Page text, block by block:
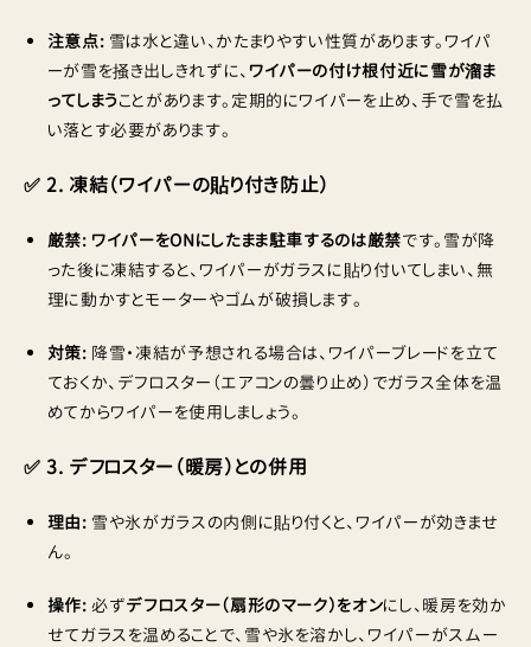
注意点: 雪は水と違い、かたまりやすい性質があります。ワイパ
ーが雪を掻き出しきれずに、 ワイパーの付け根付近に雪が溜ま
ってしまうことがあります。定期的にワイパーを止め、手で雪を払
い落とす必要があります。
✅ 2. 凍結（ワイパーの貼り付き防止）
厳禁: ワイパーをONにしたまま駐車するのは厳禁です。雪が降
った後に凍結すると、ワイパーがガラスに貼り付いてしまい、無
理に動かすとモーターやゴムが破損します。
対策: 降雪・凍結が予想される場合は、ワイパーブレードを立て
ておくか、デフロスター（エアコンの曇り止め）でガラス全体を温
めてからワイパーを使用しましょう。
✅ 3. デフロスター（暖房）との併用
理由: 雪や氷がガラスの内側に貼り付くと、ワイパーが効きませ
ん。
操作: 必ずデフロスター（扇形のマーク）をオンにし、暖房を効か
せてガラスを温めることで、雪や氷を溶かし、ワイパーがスムー